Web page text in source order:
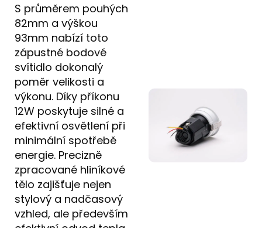
S průměrem pouhých
82mm a výškou
93mm nabízí toto
zápustné bodové
svítidlo dokonalý
poměr velikosti a
výkonu. Díky příkonu
12W poskytuje silné a
efektivní osvětlení při
minimální spotřebě
energie. Precizně
zpracované hliníkové
tělo zajišťuje nejen
stylový a nadčasový
vzhled, ale především